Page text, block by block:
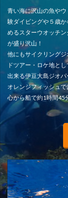
青い海に沢山の魚や
験ダイビングや５歳
めるスターウオッチ
が盛り沢山！
他にもサイクリング
ドツアー・ロケ地と
出来る伊豆大島ジオ
オレンジフィッシュ
心から船で約1時間45